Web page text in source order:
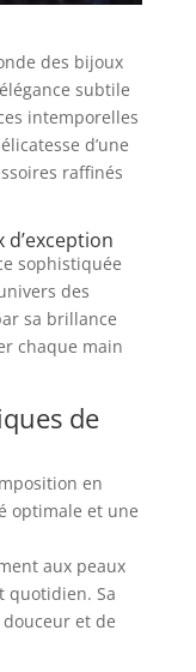
des bijoux
subtile
intemporelles
d’une
raffinés
d’exception
sophistiquée
des
sa brillance
chaque main
de
en
optimale et une
aux peaux
quotidien. Sa
et de